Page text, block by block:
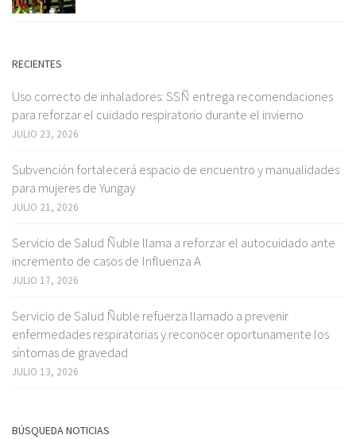
RECIENTES
Uso correcto de inhaladores: SSÑ entrega recomendaciones
para reforzar el cuidado respiratorio durante el invierno
JULIO 23, 2026
Subvención fortalecerá espacio de encuentro y manualidades
para mujeres de Yungay
JULIO 21, 2026
Servicio de Salud Ñuble llama a reforzar el autocuidado ante
incremento de casos de Influenza A
JULIO 17, 2026
Servicio de Salud Ñuble refuerza llamado a prevenir
enfermedades respiratorias y reconocer oportunamente los
síntomas de gravedad
JULIO 13, 2026
BÚSQUEDA NOTICIAS